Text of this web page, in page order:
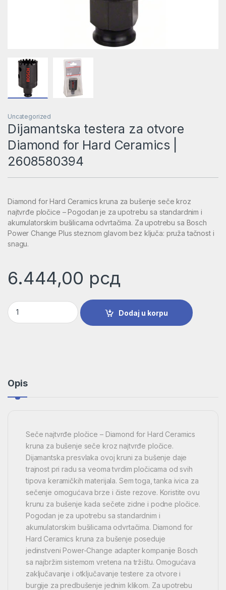
Uncategorized
Dijamantska testera za otvore
Diamond for Hard Ceramics |
2608580394
Diamond for Hard Ceramics kruna za bušenje seče kroz
najtvrđe pločice – Pogodan je za upotrebu sa standardnim i
akumulatorskim bušilicama odvrtačima. Za upotrebu sa Bosch
Power Change Plus steznom glavom bez ključa: pruža tačnost i
snagu.
6.444,00 рсд
Dijamantska testera za otvore Diamond for Hard Ceramics
Dodaj u korpu
Opis
Seče najtvrđe pločice – Diamond for Hard Ceramics
kruna za bušenje seče kroz najtvrđe pločice.
Dijamantska presvlaka ovoj kruni za bušenje daje
trajnost pri radu sa veoma tvrdim pločicama od svih
tipova keramičkih materijala. Sem toga, tanka ivica za
sečenje omogućava brze i čiste rezove. Koristite ovu
krunu za bušenje kada sečete zidne i podne pločice.
Pogodan je za upotrebu sa standardnim i
akumulatorskim bušilicama odvrtačima. Diamond for
Hard Ceramics kruna za bušenje poseduje
jedinstveni Power-Change adapter kompanije Bosch
sa najbržim sistemom vretena na tržištu. Omogućava
zaključavanje i otključavanje testere za otvore i
burgije za predbušenje jednim klikom. Za upotrebu